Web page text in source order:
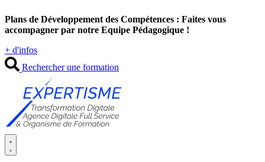
au
contenu
Plans de Développement des Compétences : Faites vous
accompagner par notre Equipe Pédagogique !
+ d'infos
Rechercher une formation